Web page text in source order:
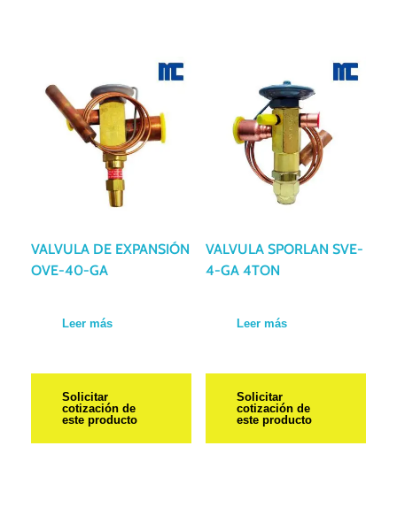
VALVULA DE EXPANSIÓN
OVE-40-GA
Leer más
Solicitar
cotización de
este producto
VALVULA SPORLAN SVE-
4-GA 4TON
Leer más
Solicitar
cotización de
este producto